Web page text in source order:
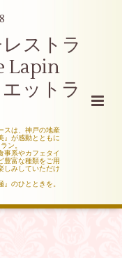
ストラ
Lapin
トラ
スは、神戸の地産
』が感動とともに
ン。
事系やカフェタイ
豊富な種類をご用
しみしていただけ
のひとときを。